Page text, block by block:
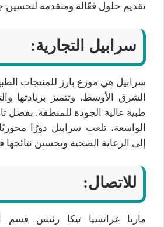
تقديم حلول فعّالة ومتقدمة
سرابيل التجارية:
سرابيل هي موزع بارز للمنتجات
الشرق الأوسط، وتتميز بريادتها
طبية عالية الجودة للمنطقة. بفضل
الواسعة، تلعب سرابيل دورًا
إلى الرعاية الصحية وتحسين
للاتصال: